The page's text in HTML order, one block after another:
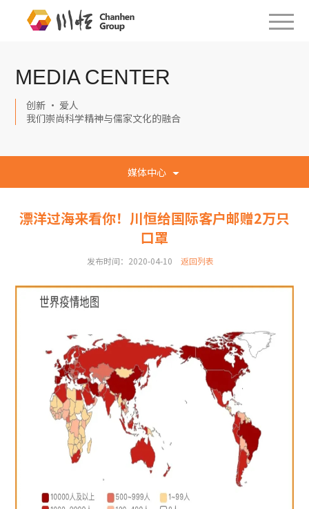
MEDIA CENTER
创新 · 爱人
我们崇尚科学精神与儒家文化的融合
媒体中心
漂洋过海来看你！川恒给国际客户邮赠2万只
口罩
发布时间：2020-04-10 返回列表